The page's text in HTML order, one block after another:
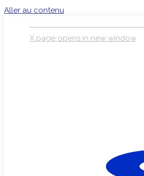
Aller au contenu
X page opens in new window